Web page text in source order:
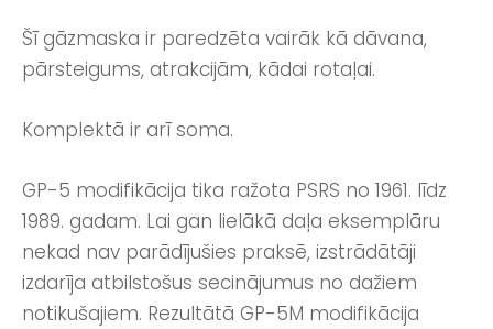
Šī gāzmaska ir paredzēta vairāk kā dāvana,
pārsteigums, atrakcijām, kādai rotaļai.
Komplektā ir arī soma.
GP-5 modifikācija tika ražota PSRS no 1961. līdz
1989. gadam. Lai gan lielākā daļa eksemplāru
nekad nav parādījušies praksē, izstrādātāji
izdarīja atbilstošus secinājumus no dažiem
notikušajiem. Rezultātā GP-5M modifikācija